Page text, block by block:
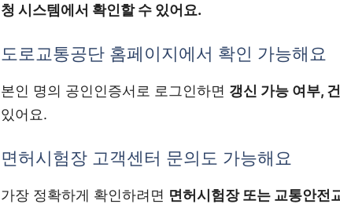
청 시스템에서 확인할 수 있어요.
도로교통공단 홈페이지에서 확인 가능해요
본인 명의 공인인증서로 로그인하면 갱신 가능 여부,
있어요.
면허시험장 고객센터 문의도 가능해요
가장 정확하게 확인하려면 면허시험장 또는 교통안전